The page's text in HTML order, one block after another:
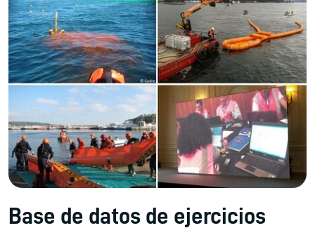
Base de datos de ejercicios